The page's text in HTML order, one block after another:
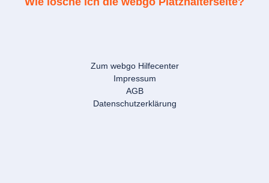
Zum webgo Hilfecenter
Impressum
AGB
Datenschutzerklärung